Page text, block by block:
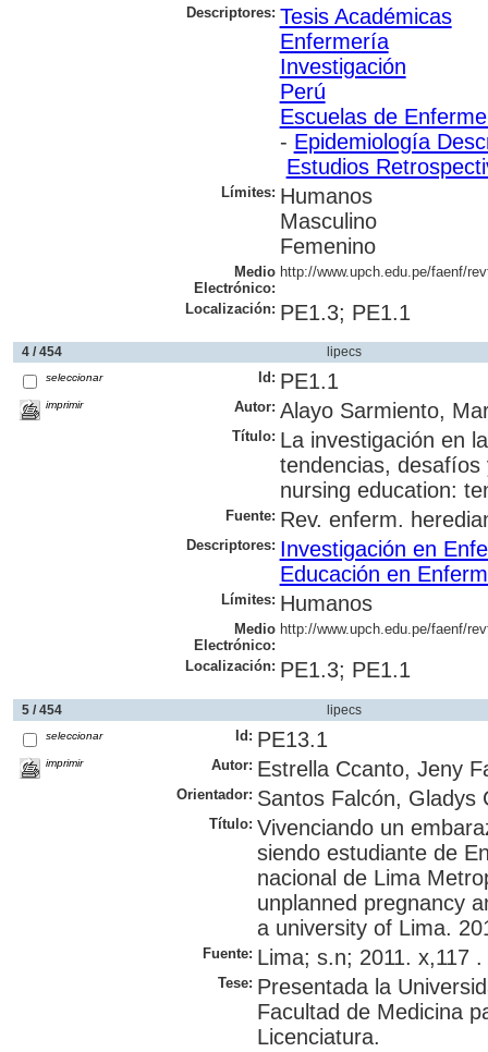
Descriptores: Tesis Académicas
Enfermería
Investigación
Perú
Escuelas de
- Epidemiología
Estudios
Límites: Humanos
Masculino
Femenino
Medio
Electrónico:
http://www.upch.edu.pe/faenf/
Localización: PE1.3; PE1.1
4 / 454 lipecs
seleccionar
imprimir
Id: PE1.1
Autor: Alayo Sarmiento,
Título: La investigación en
tendencias,
nursing education:
Fuente: Rev. enferm.
Descriptores: Investigación en
Educación en
Límites: Humanos
Medio
Electrónico:
http://www.upch.edu.pe/faenf/
Localización: PE1.3; PE1.1
5 / 454 lipecs
seleccionar
imprimir
Id: PE13.1
Autor: Estrella Ccanto, Jeny
Orientador: Santos Falcón, Gladys
Título: Vivenciando un
siendo estudiante de
nacional de Lima
unplanned pregnancy
a university of Lima.
Fuente: Lima; s.n; 2011. x,117 .
Tese: Presentada la
Facultad de Medicina
Licenciatura.